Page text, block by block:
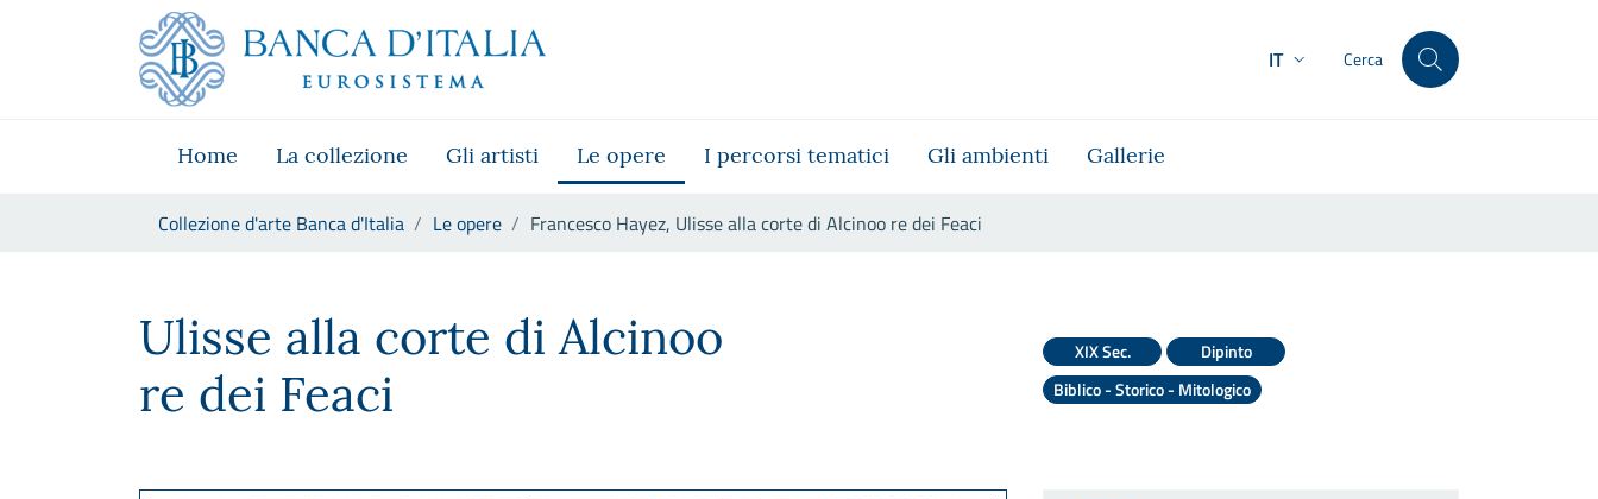
Skip to Main Content
Vai al sito istituzionale
Vai al menu di navigazione
Vai alla ricerca
Vai ai contenuti
IT Cerca
Home La collezione Gli artisti Le opere I percorsi tematici Gli ambienti Gallerie
Collezione d'arte Banca d'Italia Le opere Francesco Hayez, Ulisse alla corte di Alcinoo re dei Feaci
Ulisse alla corte di Alcinoo
re dei Feaci
XIX Sec.
Dipinto
Biblico - Storico - Mitologico